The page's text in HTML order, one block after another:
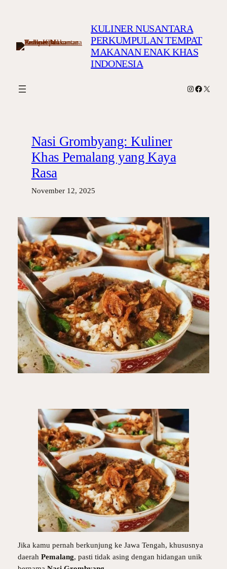
KULINER NUSANTARA
PERKUMPULAN TEMPAT
MAKANAN ENAK KHAS
INDONESIA
Instagram
Facebook
X
Nasi Grombyang: Kuliner
Khas Pemalang yang Kaya
Rasa
November 12, 2025
Jika kamu pernah berkunjung ke Jawa Tengah, khususnya
daerah Pemalang, pasti tidak asing dengan hidangan unik